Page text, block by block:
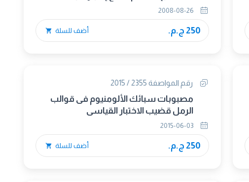
250 ج.م. أضف للسلة
رقم المواصفة 2355 / 2015
مصبوبات سبائك الألومنيوم فى قوالب
الرمل قضيب الاختبار القياسى
250 ج.م. أضف للسلة